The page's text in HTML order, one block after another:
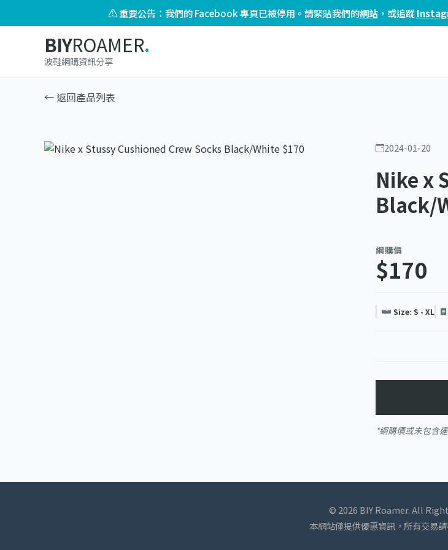
⚠️ 重要公告：我們的 Facebook 專頁已被停用。請緊貼我們的網站，或追蹤
BIYROAMER.
波鞋網購資訊分享
← 返回產品列表
2024-01-20
Nike x
Black/
網購價
$170
Size: S - XL
*網購價或未包含
© 2026 BIY Roamer. All
本網站僅提供優惠資訊，所有交易